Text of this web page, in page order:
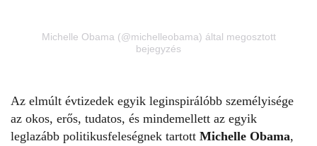
Michelle Obama (@michelleobama) által megosztott
bejegyzés
Az elmúlt évtizedek egyik leginspirálóbb személyisége
az okos, erős, tudatos, és mindemellett az egyik
leglazább politikusfeleségnek tartott Michelle Obama,